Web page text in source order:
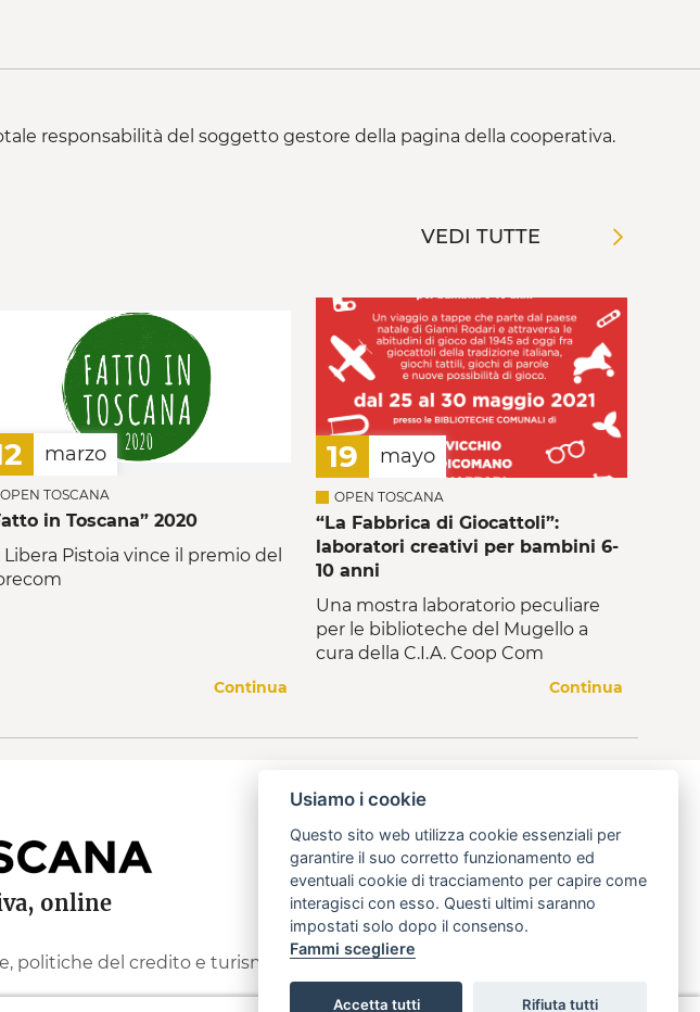
responsabilità del soggetto gestore della pagina della cooperativa.
VEDI TUTTE
marzo
OPEN TOSCANA
in Toscana” 2020
Libera Pistoia vince il premio del
Continua
19 mayo
OPEN TOSCANA
“La Fabbrica di Giocattoli”:
laboratori creativi per bambini 6-
10 anni
Una mostra laboratorio peculiare
per le biblioteche del Mugello a
cura della C.I.A. Coop Com
Continua
online
politiche del credito e turismo info@open.toscana.it
Usiamo i cookie
Questo sito web utilizza cookie essenziali per
garantire il suo corretto funzionamento ed
eventuali cookie di tracciamento per capire come
interagisci con esso. Questi ultimi saranno
impostati solo dopo il consenso.
Fammi scegliere
Accetta tutti Rifiuta tutti